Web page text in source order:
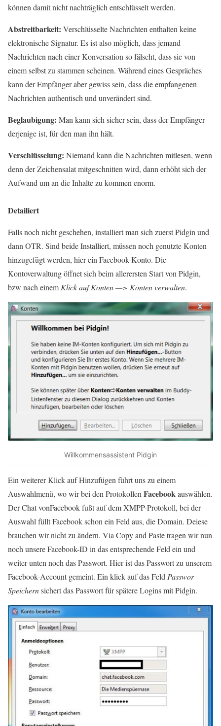
können damit nicht nachträglich entschlüsselt werden.
Abstreitbarkeit: Verschlüsselte Nachrichten enthalten keine
elektronische Signatur. Es ist also möglich, dass jemand
Nachrichten nach einer Konversation so fälscht, dass sie von
einem selbst zu stammen scheinen. Während eines Gespräches
kann der Empfänger aber gewiss sein, dass die empfangenen
Nachrichten authentisch und unverändert sind.
Beglaubigung: Man kann sich sicher sein, dass der Empfänger
derjenige ist, für den man ihn hält.
Verschlüsselung: Niemand kann die Nachrichten mitlesen, wenn
denn der Zeichensalat mitgeschnitten wird, dann erhöht sich der
Aufwand um an die Inhalte zu kommen enorm.
Detailiert
Falls noch nicht geschehen, installiert man sich zuerst Pidgin und
dann OTR. Sind beide Installiert, müssen noch genutzte Konten
hinzugefügt werden, hier ein Facebook-Konto. Die
Kontoverwaltung öffnet sich beim allerersten Start von Pidgin,
bzw nach einem Klick auf Konten —> Konten verwalten.
Willkommensassistent Pidgin
Ein weiterer Klick auf Hinzufügen führt uns zu einem
Auswahlmenü, wo wir bei den Protokollen Facebookauswählen.
Der Chat vonFacebook fußt auf dem XMPP-Protokoll, bei der
Auswahl füllt Facebook schon ein Feld aus, die Domain. Deiese
brauchen wir nicht zu ändern. Via Copy and Paste tragen wir nun
noch unsere Facebook-ID in das entsprechende Feld ein und
weiter unten noch das Passwort. Hier ist das Passwort zu unserem
Facebook-Account gemeint. Ein klick auf das Feld Passwor
Speichernsichert das Passwort für spätere Logins mit Pidgin.